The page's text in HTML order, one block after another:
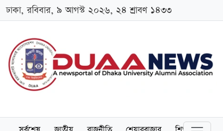
ঢাকা, রবিবার, ৯ আগস্ট ২০২৬, ২৪ শ্রাবণ ১৪৩৩